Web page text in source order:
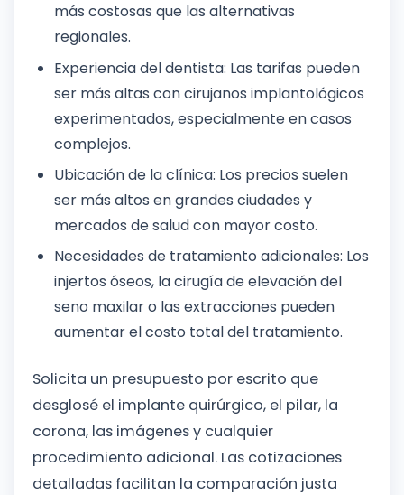
más costosas que las alternativas
regionales.
Experiencia del dentista: Las tarifas pueden
ser más altas con cirujanos implantológicos
experimentados, especialmente en casos
complejos.
Ubicación de la clínica: Los precios suelen
ser más altos en grandes ciudades y
mercados de salud con mayor costo.
Necesidades de tratamiento adicionales: Los
injertos óseos, la cirugía de elevación del
seno maxilar o las extracciones pueden
aumentar el costo total del tratamiento.
Solicita un presupuesto por escrito que
desglosé el implante quirúrgico, el pilar, la
corona, las imágenes y cualquier
procedimiento adicional. Las cotizaciones
detalladas facilitan la comparación justa